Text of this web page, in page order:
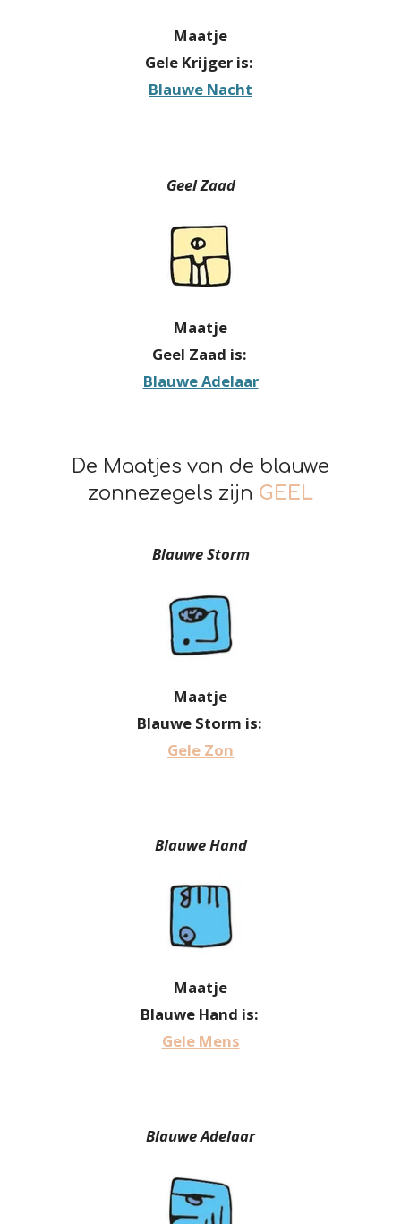
Maatje
Gele Krijger is:
Blauwe Nacht
Geel Zaad
Maatje
Geel Zaad is:
Blauwe Adelaar
De Maatjes van de blauwe
zonnezegels zijn GEEL
Blauwe Storm
Maatje
Blauwe Storm is:
Gele Zon
Blauwe Hand
Maatje
Blauwe Hand is:
Gele Mens
Blauwe Adelaar